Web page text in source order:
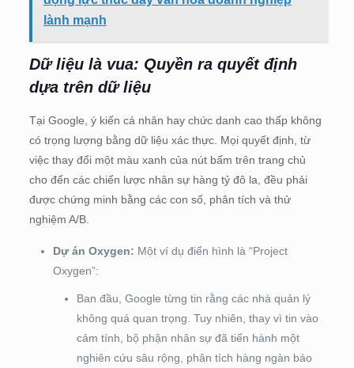
lành mạnh
Dữ liệu là vua: Quyền ra quyết định
dựa trên dữ liệu
Tại Google, ý kiến cá nhân hay chức danh cao thấp không
có trọng lượng bằng dữ liệu xác thực. Mọi quyết định, từ
việc thay đổi một màu xanh của nút bấm trên trang chủ
cho đến các chiến lược nhân sự hàng tỷ đô la, đều phải
được chứng minh bằng các con số, phân tích và thử
nghiệm A/B.
Dự án Oxygen: Một ví dụ điển hình là “Project
Oxygen”:
Ban đầu, Google từng tin rằng các nhà quản lý
không quá quan trọng. Tuy nhiên, thay vì tin vào
cảm tính, bộ phận nhân sự đã tiến hành một
nghiên cứu sâu rộng, phân tích hàng ngàn báo